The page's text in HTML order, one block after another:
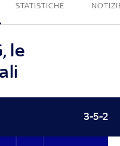
STATISTICHE
le
3-5-2